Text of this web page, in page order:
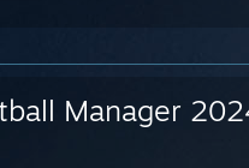
Manager